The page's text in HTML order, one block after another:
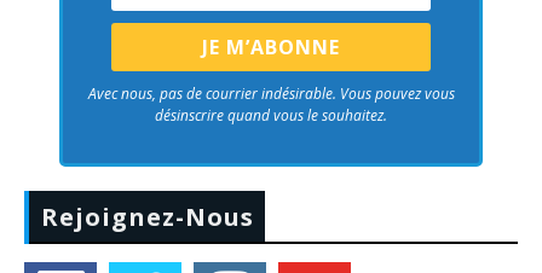
Avec nous, pas de courrier indésirable. Vous pouvez vous
désinscrire quand vous le souhaitez.
Rejoignez-Nous